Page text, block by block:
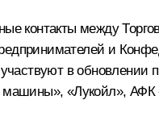
контакты между
и
в
«Лукойл», АФК